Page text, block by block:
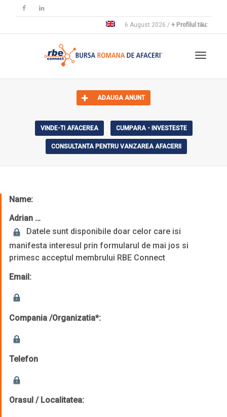
6 August 2026 / + Profilul tău:
ADAUGA ANUNT
VINDE-TI AFACEREA CUMPARA - INVESTESTE
CONSULTANTA PENTRU VANZAREA AFACERII
Name:
Adrian …
Datele sunt disponibile doar celor care isi
manifesta interesul prin formularul de mai jos si
primesc acceptul membrului RBE Connect
Email:
Compania /Organizatia*:
Telefon
Orasul / Localitatea: